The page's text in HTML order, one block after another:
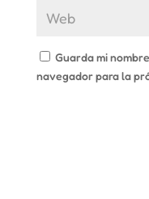
Guarda mi
navegador para la